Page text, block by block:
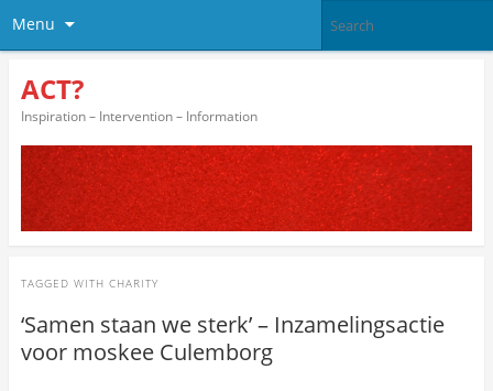
Menu
ACT?
Inspiration – Intervention – Information
TAGGED WITH CHARITY
‘Samen staan we sterk’ – Inzamelingsactie
voor moskee Culemborg